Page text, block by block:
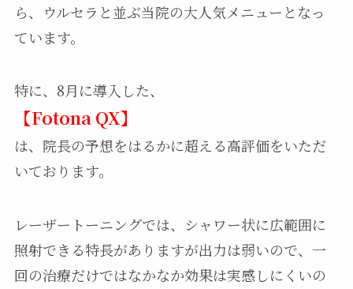
ら、ウルセラと並ぶ当院の大人気メニューとなっ
ています。
特に、8月に導入した、
【Fotona QX】
は、院長の予想をはるかに超える高評価をいただ
いております。
レーザートーニングでは、シャワー状に広範囲に
照射できる特長がありますが出力は弱いので、一
回の治療だけではなかなか効果は実感しにくいの